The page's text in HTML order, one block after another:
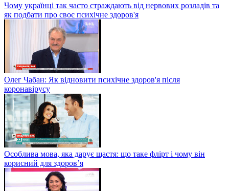
Чому українці так часто страждають від нервових розладів та
як подбати про своє психічне здоров'я
Олег Чабан: Як відновити психічне здоров'я після
коронавірусу
Особлива мова, яка дарує щастя: що таке флірт і чому він
корисний для здоров’я